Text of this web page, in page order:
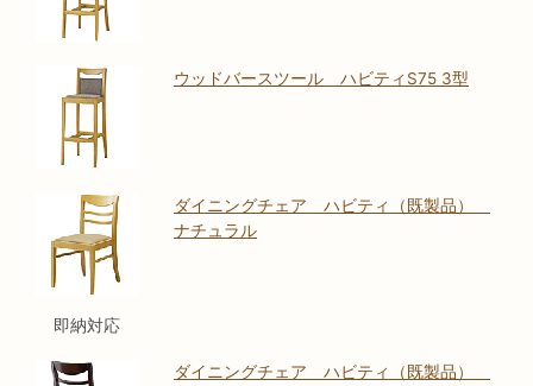
ウッドバースツール ハビティS75 3型
即納対応
ダイニングチェア ハビティ（既製品）
ナチュラル
ダイニングチェア ハビティ（既製品）